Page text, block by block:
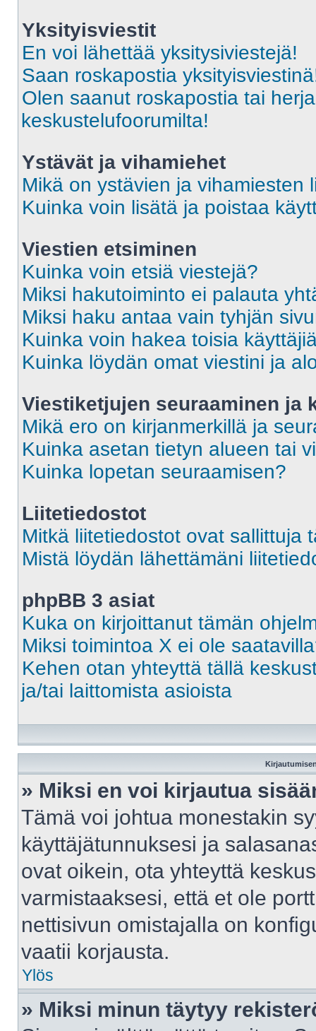
Yksityisviestit
En voi lähettää yksitysiviestejä!
Saan roskapostia
Olen saanut roskapostia tai
keskustelufoorumilta!
Ystävät ja vihamiehet
Mikä on ystävien ja vihamiesten
Kuinka voin lisätä ja poistaa
Viestien etsiminen
Kuinka voin etsiä viestejä?
Miksi hakutoiminto ei palauta
Miksi haku antaa vain tyhjän
Kuinka voin hakea toisia
Kuinka löydän omat viestini ja
Viestiketjujen seuraaminen ja
Mikä ero on kirjanmerkillä ja
Kuinka asetan tietyn alueen tai
Kuinka lopetan seuraamisen?
Liitetiedostot
Mitkä liitetiedostot ovat sallittuja
Mistä löydän lähettämäni
phpBB 3 asiat
Kuka on kirjoittanut tämän
Miksi toimintoa X ei ole
Kehen otan yhteyttä tällä
ja/tai laittomista asioista
» Miksi en voi kirjautua
Tämä voi johtua monestakin
käyttäjätunnuksesi ja
ovat oikein, ota yhteyttä
varmistaaksesi, että et ole
nettisivun omistajalla on
vaatii korjausta.
Ylös
» Miksi minun täytyy